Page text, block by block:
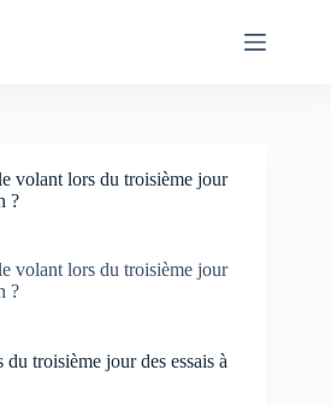
volant lors du troisième jour
?
volant lors du troisième jour
?
troisième jour des essais à